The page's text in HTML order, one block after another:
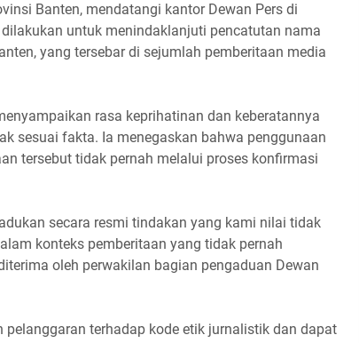
Banten, mendatangi kantor Dewan Pers di
untuk menindaklanjuti pencatutan nama
yang tersebar di sejumlah pemberitaan media
rasa keprihatinan dan keberatannya
sesuai fakta. Ia menegaskan bahwa penggunaan
tersebut tidak pernah melalui proses konfirmasi
secara resmi tindakan yang kami nilai tidak
konteks pemberitaan yang tidak pernah
oleh perwakilan bagian pengaduan Dewan
terhadap kode etik jurnalistik dan dapat